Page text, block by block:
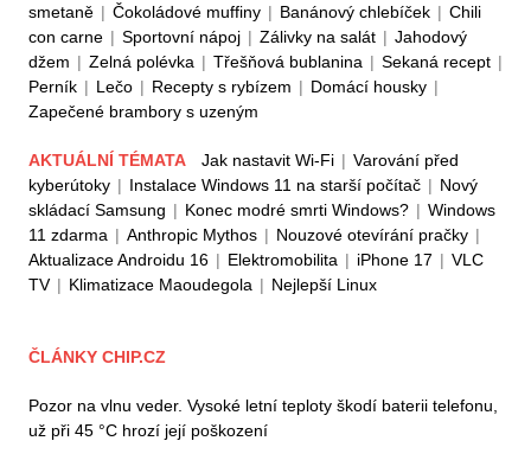
smetaně | Čokoládové muffiny | Banánový chlebíček | Chili
con carne | Sportovní nápoj | Zálivky na salát | Jahodový
džem | Zelná polévka | Třešňová bublanina | Sekaná recept |
Perník | Lečo | Recepty s rybízem | Domácí housky |
Zapečené brambory s uzeným
AKTUÁLNÍ TÉMATA Jak nastavit Wi-Fi | Varování před
kyberútoky | Instalace Windows 11 na starší počítač | Nový
skládací Samsung | Konec modré smrti Windows? | Windows
11 zdarma | Anthropic Mythos | Nouzové otevírání pračky |
Aktualizace Androidu 16 | Elektromobilita | iPhone 17 | VLC
TV | Klimatizace Maoudegola | Nejlepší Linux
ČLÁNKY CHIP.CZ
Pozor na vlnu veder. Vysoké letní teploty škodí baterii telefonu,
už při 45 °C hrozí její poškození